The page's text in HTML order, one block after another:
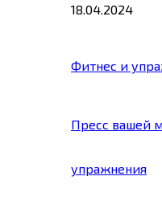
18.04.2024
Фитнес и
Пресс вашей
упражнения